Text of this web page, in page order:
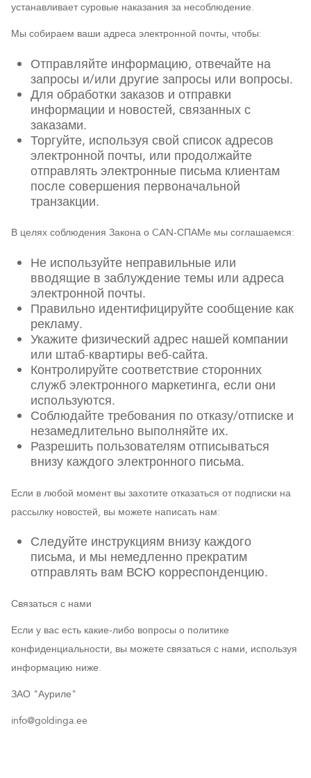
устанавливает суровые наказания за несоблюдение.
Мы собираем ваши адреса электронной почты, чтобы:
Отправляйте информацию, отвечайте на
запросы и/или другие запросы или вопросы.
Для обработки заказов и отправки
информации и новостей, связанных с
заказами.
Торгуйте, используя свой список адресов
электронной почты, или продолжайте
отправлять электронные письма клиентам
после совершения первоначальной
транзакции.
В целях соблюдения Закона о CAN-СПАМе мы соглашаемся:
Не используйте неправильные или
вводящие в заблуждение темы или адреса
электронной почты.
Правильно идентифицируйте сообщение как
рекламу.
Укажите физический адрес нашей компании
или штаб-квартиры веб-сайта.
Контролируйте соответствие сторонних
служб электронного маркетинга, если они
используются.
Соблюдайте требования по отказу/отписке и
незамедлительно выполняйте их.
Разрешить пользователям отписываться
внизу каждого электронного письма.
Если в любой момент вы захотите отказаться от подписки на
рассылку новостей, вы можете написать нам:
Следуйте инструкциям внизу каждого
письма, и мы немедленно прекратим
отправлять вам ВСЮ корреспонденцию.
Связаться с нами
Если у вас есть какие-либо вопросы о политике
конфиденциальности, вы можете связаться с нами, используя
информацию ниже.
ЗАО "Ауриле"
info@goldinga.ee